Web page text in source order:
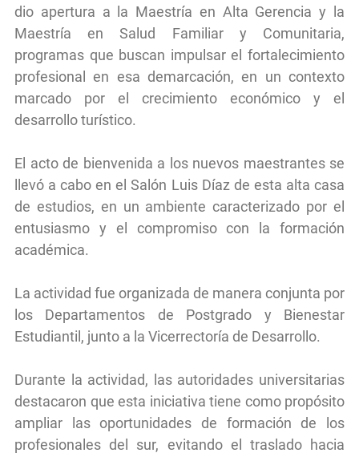
dio apertura a la Maestría en Alta Gerencia y la
Maestría en Salud Familiar y Comunitaria,
programas que buscan impulsar el fortalecimiento
profesional en esa demarcación, en un contexto
marcado por el crecimiento económico y el
desarrollo turístico.
El acto de bienvenida a los nuevos maestrantes se
llevó a cabo en el Salón Luis Díaz de esta alta casa
de estudios, en un ambiente caracterizado por el
entusiasmo y el compromiso con la formación
académica.
La actividad fue organizada de manera conjunta por
los Departamentos de Postgrado y Bienestar
Estudiantil, junto a la Vicerrectoría de Desarrollo.
Durante la actividad, las autoridades universitarias
destacaron que esta iniciativa tiene como propósito
ampliar las oportunidades de formación de los
profesionales del sur, evitando el traslado hacia